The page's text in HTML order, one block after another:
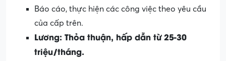
Báo cáo, thực hiện các công việc theo yêu cầu
của cấp trên.
Lương: Thỏa thuận, hấp dẫn từ 25-30
triệu/tháng.